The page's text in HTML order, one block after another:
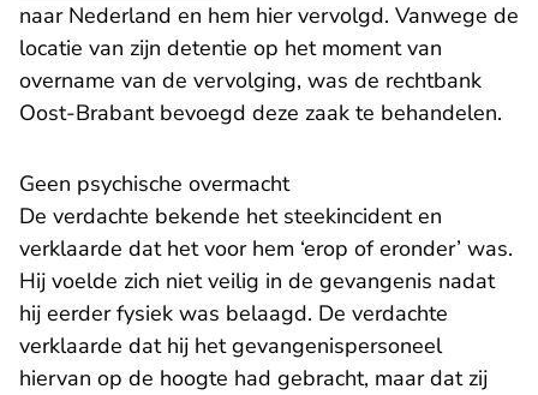
naar Nederland en hem hier vervolgd. Vanwege de
locatie van zijn detentie op het moment van
overname van de vervolging, was de rechtbank
Oost-Brabant bevoegd deze zaak te behandelen.
Geen psychische overmacht
De verdachte bekende het steekincident en
verklaarde dat het voor hem ‘erop of eronder’ was.
Hij voelde zich niet veilig in de gevangenis nadat
hij eerder fysiek was belaagd. De verdachte
verklaarde dat hij het gevangenispersoneel
hiervan op de hoogte had gebracht, maar dat zij